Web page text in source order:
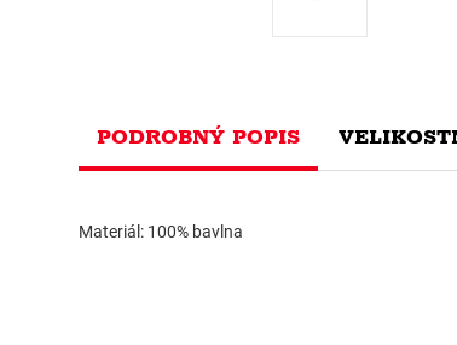
PODROBNÝ POPIS
Materiál: 100% bavlna